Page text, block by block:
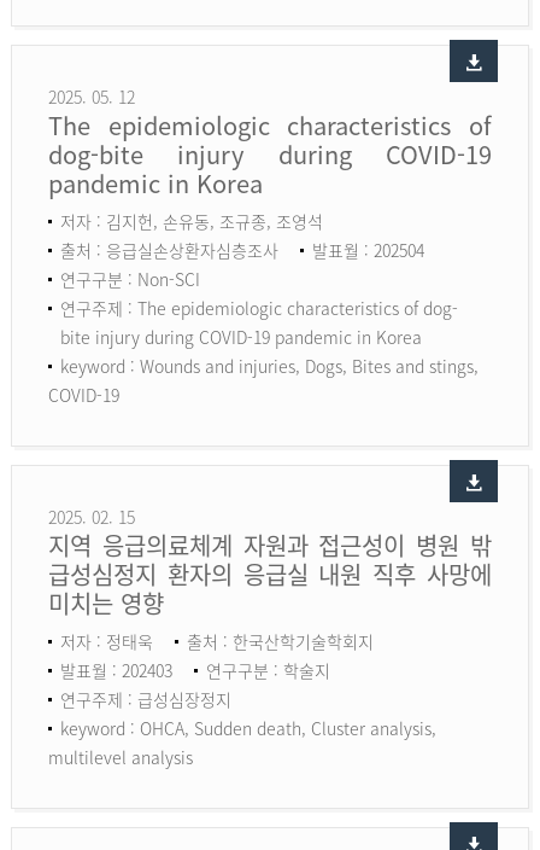
2025. 05. 12
The epidemiologic characteristics of
dog-bite injury during COVID-19
pandemic in Korea
저자 : 김지헌, 손유동, 조규종, 조영석
출처 : 응급실손상환자심층조사
발표월 : 202504
연구구분 : Non-SCI
연구주제 : The epidemiologic characteristics of dog-
bite injury during COVID-19 pandemic in Korea
keyword : Wounds and injuries, Dogs, Bites and stings,
COVID-19
2025. 02. 15
지역 응급의료체계 자원과 접근성이 병원 밖
급성심정지 환자의 응급실 내원 직후 사망에
미치는 영향
저자 : 정태욱
출처 : 한국산학기술학회지
발표월 : 202403
연구구분 : 학술지
연구주제 : 급성심장정지
keyword : OHCA, Sudden death, Cluster analysis,
multilevel analysis